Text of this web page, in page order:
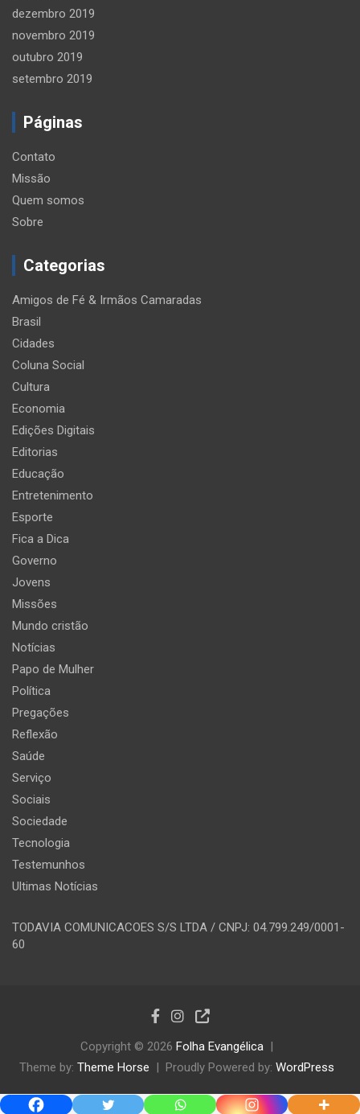
dezembro 2019
novembro 2019
outubro 2019
setembro 2019
Páginas
Contato
Missão
Quem somos
Sobre
Categorias
Amigos de Fé & Irmãos Camaradas
Brasil
Cidades
Coluna Social
Cultura
Economia
Edições Digitais
Editorias
Educação
Entretenimento
Esporte
Fica a Dica
Governo
Jovens
Missões
Mundo cristão
Notícias
Papo de Mulher
Política
Pregações
Reflexão
Saúde
Serviço
Sociais
Sociedade
Tecnologia
Testemunhos
Ultimas Notícias
TODAVIA COMUNICACOES S/S LTDA / CNPJ: 04.799.249/0001-
60
Copyright © 2026 Folha Evangélica
Theme by: Theme Horse Proudly Powered by: WordPress